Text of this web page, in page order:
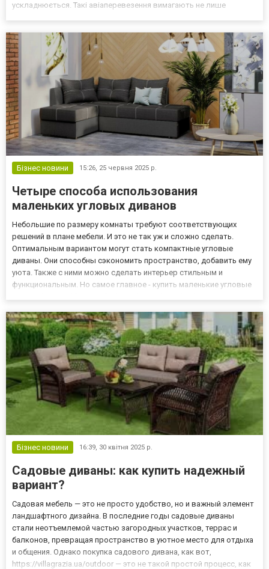
ускладнюється. Такі авіаперевезення вимагають не лише
Бізнес новини 15:26, 25 червня 2025 р.
Четыре способа использования
маленьких угловых диванов
Небольшие по размеру комнаты требуют соответствующих
решений в плане мебели. И это не так уж и сложно сделать.
Оптимальным вариантом могут стать компактные угловые
диваны. Они способны сэкономить пространство, добавить ему
уюта. Также с ними можно сделать интерьер стильным и
функциональным. Но самое главное - купить маленькие угловые
Бізнес новини 16:39, 30 квітня 2025 р.
Садовые диваны: как купить надежный
вариант?
Садовая мебель — это не просто удобство, но и важный элемент
ландшафтного дизайна. В последние годы садовые диваны
стали неотъемлемой частью загородных участков, террас и
балконов, превращая пространство в уютное место для отдыха
и общения. Однако покупка садового дивана, как вот,
https://villagrazia.ua/outdoor — это не такой простой процесс, как